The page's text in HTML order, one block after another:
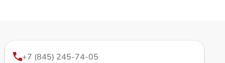
+7 (845) 245-74-05